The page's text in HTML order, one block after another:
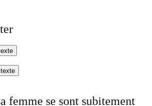
femme se sont subitement